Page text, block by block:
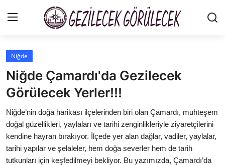
Gezi Rehberleri
İletişim
Şehirler
Gizlilik Sözleşmesi
Gezilecek Yerler
Niğde
Niğde Çamardı'da Gezilecek
Görülecek Yerler!!!
Niğde’nin doğa harikası ilçelerinden biri olan Çamardı, muhteşem
doğal güzellikleri, yaylaları ve tarihi zenginlikleriyle ziyaretçilerini
kendine hayran bırakıyor. İlçede yer alan dağlar, vadiler, yaylalar,
tarihi yapılar ve şelaleler, hem doğa severler hem de tarih
tutkunları için keşfedilmeyi bekliyor. Bu yazımızda, Çamardı’da